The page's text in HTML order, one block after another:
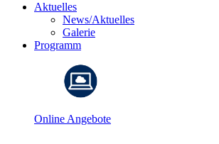
Aktuelles
News/Aktuelles
Galerie
Programm
Online Angebote